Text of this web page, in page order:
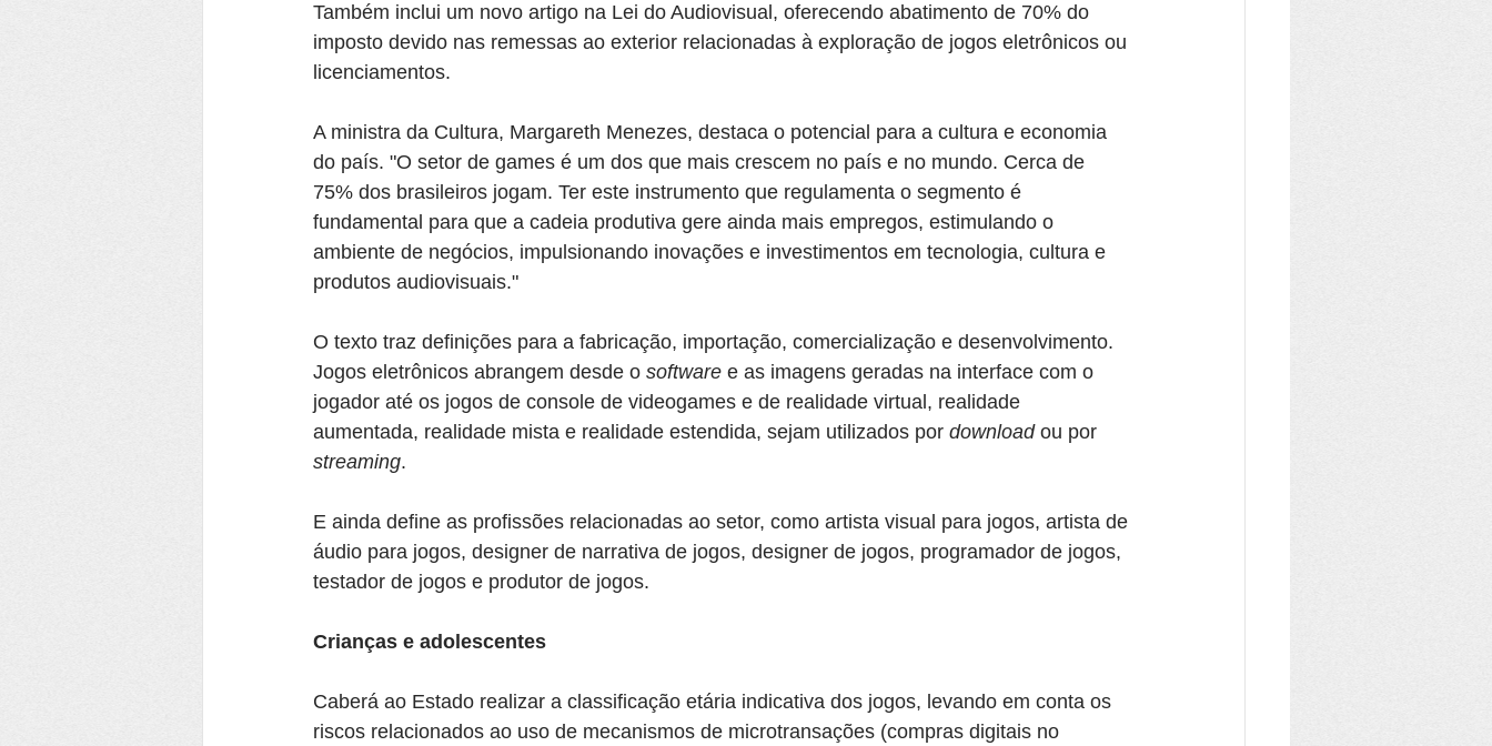
Também inclui um novo artigo na Lei do Audiovisual, oferecendo abatimento de 70% do
imposto devido nas remessas ao exterior relacionadas à exploração de jogos eletrônicos ou
licenciamentos.
A ministra da Cultura, Margareth Menezes, destaca o potencial para a cultura e economia
do país. "O setor de games é um dos que mais crescem no país e no mundo. Cerca de
75% dos brasileiros jogam. Ter este instrumento que regulamenta o segmento é
fundamental para que a cadeia produtiva gere ainda mais empregos, estimulando o
ambiente de negócios, impulsionando inovações e investimentos em tecnologia, cultura e
produtos audiovisuais."
O texto traz definições para a fabricação, importação, comercialização e desenvolvimento.
Jogos eletrônicos abrangem desde o software e as imagens geradas na interface com o
jogador até os jogos de console de videogames e de realidade virtual, realidade
aumentada, realidade mista e realidade estendida, sejam utilizados por download ou por
streaming.
E ainda define as profissões relacionadas ao setor, como artista visual para jogos, artista de
áudio para jogos, designer de narrativa de jogos, designer de jogos, programador de jogos,
testador de jogos e produtor de jogos.
Crianças e adolescentes
Caberá ao Estado realizar a classificação etária indicativa dos jogos, levando em conta os
riscos relacionados ao uso de mecanismos de microtransações (compras digitais no